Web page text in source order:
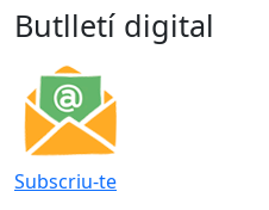
Butlletí digital
Subscriu-te